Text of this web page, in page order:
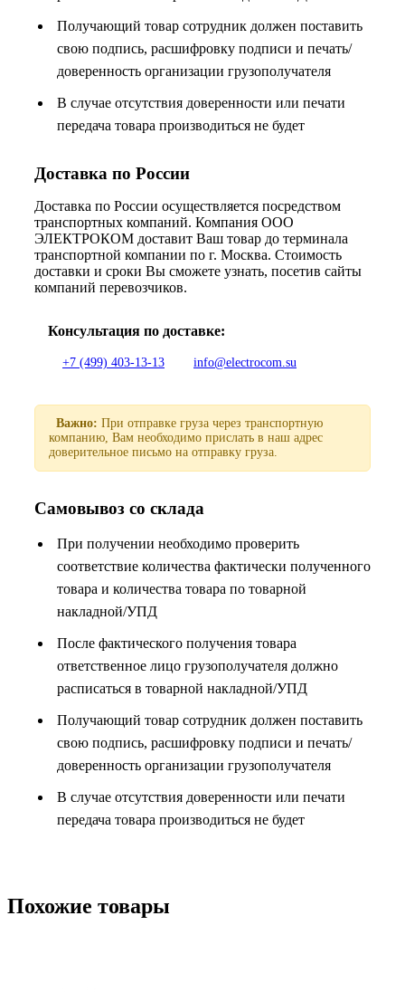
Получающий товар сотрудник должен поставить
свою подпись, расшифровку подписи и печать/
доверенность организации грузополучателя
В случае отсутствия доверенности или печати
передача товара производиться не будет
Доставка по России
Доставка по России осуществляется посредством
транспортных компаний. Компания ООО
ЭЛЕКТРОКОМ доставит Ваш товар до терминала
транспортной компании по г. Москва. Стоимость
доставки и сроки Вы сможете узнать, посетив сайты
компаний перевозчиков.
Консультация по доставке:
+7 (499) 403-13-13 info@electrocom.su
Важно: При отправке груза через транспортную
компанию, Вам необходимо прислать в наш адрес
доверительное письмо на отправку груза.
Самовывоз со склада
При получении необходимо проверить
соответствие количества фактически полученного
товара и количества товара по товарной
накладной/УПД
После фактического получения товара
ответственное лицо грузополучателя должно
расписаться в товарной накладной/УПД
Получающий товар сотрудник должен поставить
свою подпись, расшифровку подписи и печать/
доверенность организации грузополучателя
В случае отсутствия доверенности или печати
передача товара производиться не будет
Похожие товары